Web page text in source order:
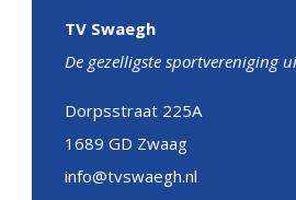
TV Swaegh
De gezelligste sportvereniging
Dorpsstraat 225A
1689 GD Zwaag
info@tvswaegh.nl